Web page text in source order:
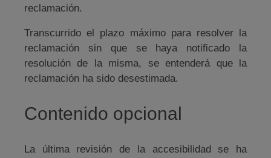
reclamación.
Transcurrido el plazo máximo para resolver la
reclamación sin que se haya notificado la
resolución de la misma, se entenderá que la
reclamación ha sido desestimada.
Contenido opcional
La última revisión de la accesibilidad se ha